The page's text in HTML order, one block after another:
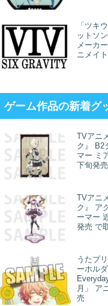
「ツキ
ットソ
メーカ
ニメイ
ゲーム作品の新着グ
TVアニ
ク』 B2
マー ミ
下旬発売
TVアニ
ク』 ア
ーマー
発売 で
うたプ
ーホル
月」 ア
売